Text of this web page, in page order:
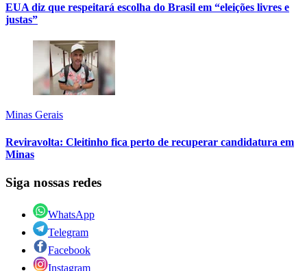
EUA diz que respeitará escolha do Brasil em “eleições livres e
justas”
Minas Gerais
Reviravolta: Cleitinho fica perto de recuperar candidatura em
Minas
Siga nossas redes
WhatsApp
Telegram
Facebook
Instagram